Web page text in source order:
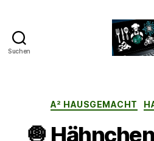
Suchen
A² HAUSGEMACHT
🧅